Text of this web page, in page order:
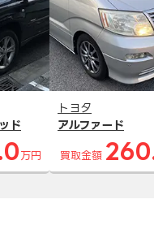
ド
万円
トヨタ
アルファード
買取金額